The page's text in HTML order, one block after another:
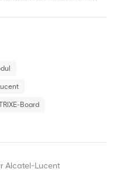
Board
Alcatel-Lucent